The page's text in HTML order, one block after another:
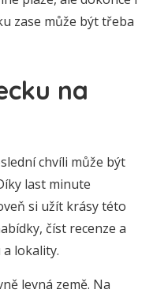
zase může být třeba
na
chvíli může být
last minute
si užít krásy této
číst recenze a
lokality.
levná země. Na